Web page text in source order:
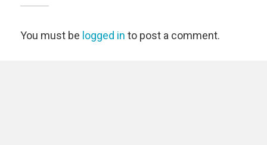
You must be logged in to post a comment.